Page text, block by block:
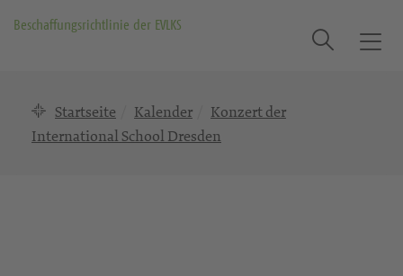
Beschaffungsrichtlinie der EVLKS
T
Suche
Startseite Kalender
Konzert der
International School Dresden